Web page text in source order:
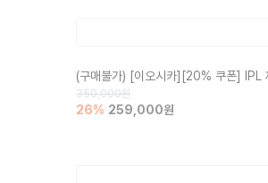
(구매불가) [이오시카][20% 쿠폰] IPL
350,000원
26% 259,000원